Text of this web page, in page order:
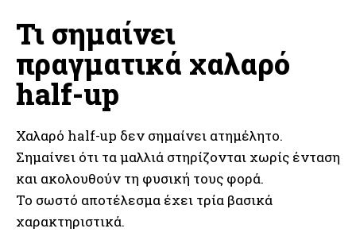
Τι σημαίνει
πραγματικά χαλαρό
half-up
Χαλαρό half-up δεν σημαίνει ατημέλητο.
Σημαίνει ότι τα μαλλιά στηρίζονται χωρίς ένταση
και ακολουθούν τη φυσική τους φορά.
Το σωστό αποτέλεσμα έχει τρία βασικά
χαρακτηριστικά.